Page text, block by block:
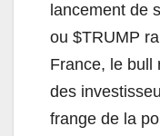
lancement de
ou $TRUMP
France, le bull
des
frange de la